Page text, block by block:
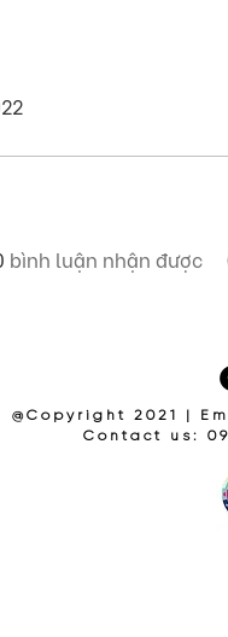
bình luận nhận được
@Copyright 2021 |
Contact us: